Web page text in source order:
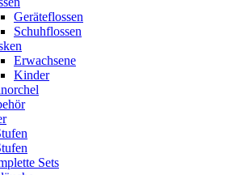
Geräteflossen
Schuhflossen
Erwachsene
Kinder
Sets